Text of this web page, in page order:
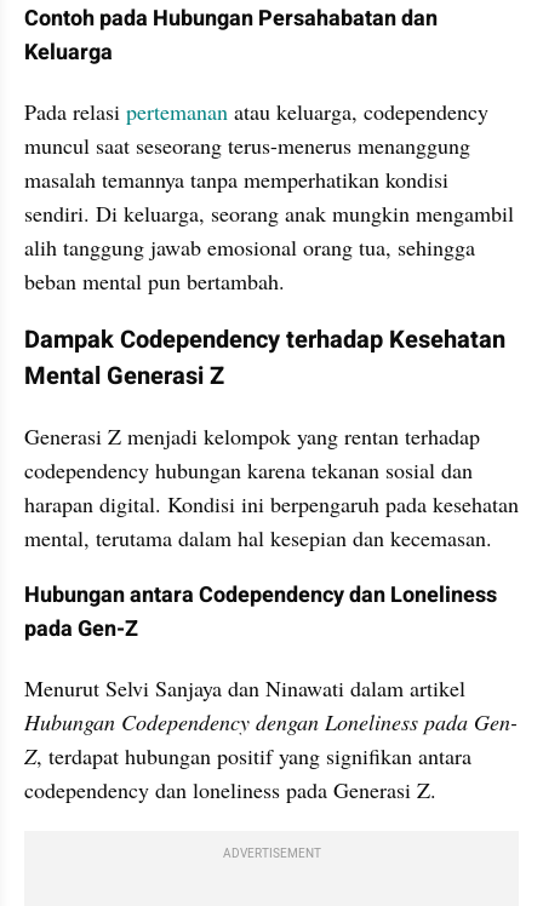
Contoh pada Hubungan Persahabatan dan
Keluarga
Pada relasi pertemanan atau keluarga, codependency
muncul saat seseorang terus-menerus menanggung
masalah temannya tanpa memperhatikan kondisi
sendiri. Di keluarga, seorang anak mungkin mengambil
alih tanggung jawab emosional orang tua, sehingga
beban mental pun bertambah.
Dampak Codependency terhadap Kesehatan
Mental Generasi Z
Generasi Z menjadi kelompok yang rentan terhadap
codependency hubungan karena tekanan sosial dan
harapan digital. Kondisi ini berpengaruh pada kesehatan
mental, terutama dalam hal kesepian dan kecemasan.
Hubungan antara Codependency dan Loneliness
pada Gen-Z
Hubungan Codependency dengan Loneliness pada Gen-
Z, terdapat hubungan positif yang signifikan antara
codependency dan loneliness pada Generasi Z.
ADVERTISEMENT